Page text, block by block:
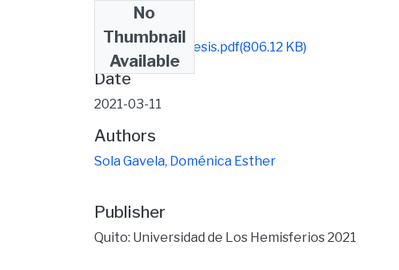
No
Thumbnail
Available
Domenica Sola tesis.pdf(806.12 KB)
Date
2021-03-11
Authors
Sola Gavela, Doménica Esther
Publisher
Quito: Universidad de Los Hemisferios 2021